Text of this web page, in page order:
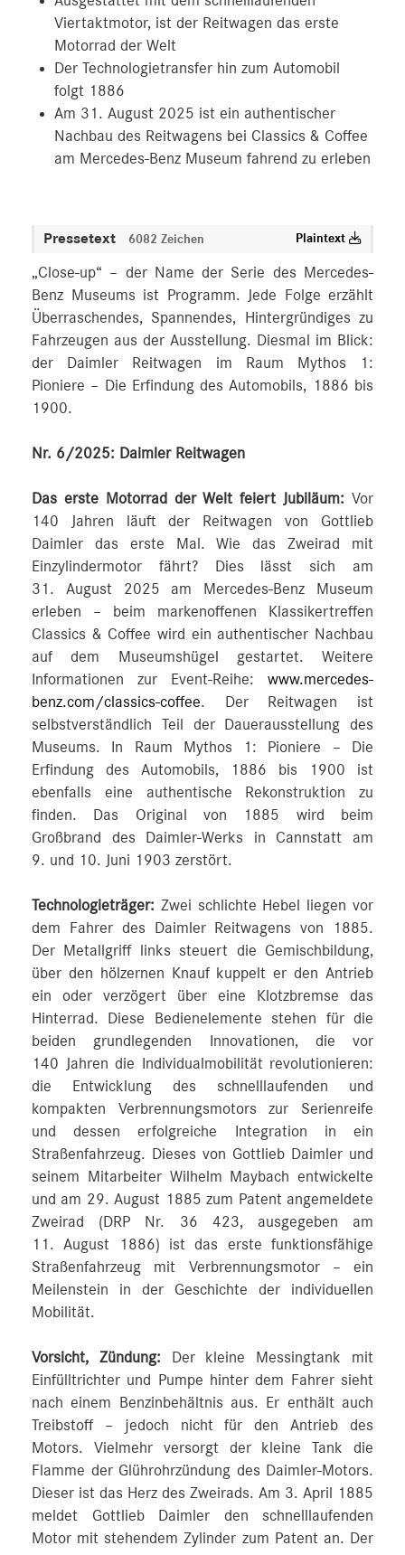
Viertaktmotor, ist der Reitwagen das erste
Motorrad der Welt
Der Technologietransfer hin zum Automobil
folgt 1886
Am 31. August 2025 ist ein authentischer
Nachbau des Reitwagens bei Classics & Coffee
am Mercedes-Benz Museum fahrend zu erleben
Pressetext 6082 Zeichen Plaintext
„Close-up“ – der Name der Serie des Mercedes-
Benz Museums ist Programm. Jede Folge erzählt
Überraschendes, Spannendes, Hintergründiges zu
Fahrzeugen aus der Ausstellung. Diesmal im Blick:
der Daimler Reitwagen im Raum Mythos 1:
Pioniere – Die Erfindung des Automobils, 1886 bis
1900.
Nr. 6/2025: Daimler Reitwagen
Das erste Motorrad der Welt feiert Jubiläum: Vor
140 Jahren läuft der Reitwagen von Gottlieb
Daimler das erste Mal. Wie das Zweirad mit
Einzylindermotor fährt? Dies lässt sich am
31. August 2025 am Mercedes-Benz Museum
erleben – beim markenoffenen Klassikertreffen
Classics & Coffee wird ein authentischer Nachbau
auf dem Museumshügel gestartet. Weitere
Informationen zur Event-Reihe: www.mercedes-
benz.com/classics-coffee. Der Reitwagen ist
selbstverständlich Teil der Dauerausstellung des
Museums. In Raum Mythos 1: Pioniere – Die
Erfindung des Automobils, 1886 bis 1900 ist
ebenfalls eine authentische Rekonstruktion zu
finden. Das Original von 1885 wird beim
Großbrand des Daimler-Werks in Cannstatt am
9. und 10. Juni 1903 zerstört.
Technologieträger: Zwei schlichte Hebel liegen vor
dem Fahrer des Daimler Reitwagens von 1885.
Der Metallgriff links steuert die Gemischbildung,
über den hölzernen Knauf kuppelt er den Antrieb
ein oder verzögert über eine Klotzbremse das
Hinterrad. Diese Bedienelemente stehen für die
beiden grundlegenden Innovationen, die vor
140 Jahren die Individualmobilität revolutionieren:
die Entwicklung des schnelllaufenden und
kompakten Verbrennungsmotors zur Serienreife
und dessen erfolgreiche Integration in ein
Straßenfahrzeug. Dieses von Gottlieb Daimler und
seinem Mitarbeiter Wilhelm Maybach entwickelte
und am 29. August 1885 zum Patent angemeldete
Zweirad (DRP Nr. 36 423, ausgegeben am
11. August 1886) ist das erste funktionsfähige
Straßenfahrzeug mit Verbrennungsmotor – ein
Meilenstein in der Geschichte der individuellen
Mobilität.
Vorsicht, Zündung: Der kleine Messingtank mit
Einfülltrichter und Pumpe hinter dem Fahrer sieht
nach einem Benzinbehältnis aus. Er enthält auch
Treibstoff – jedoch nicht für den Antrieb des
Motors. Vielmehr versorgt der kleine Tank die
Flamme der Glührohrzündung des Daimler-Motors.
Dieser ist das Herz des Zweirads. Am 3. April 1885
meldet Gottlieb Daimler den schnelllaufenden
Motor mit stehendem Zylinder zum Patent an. Der